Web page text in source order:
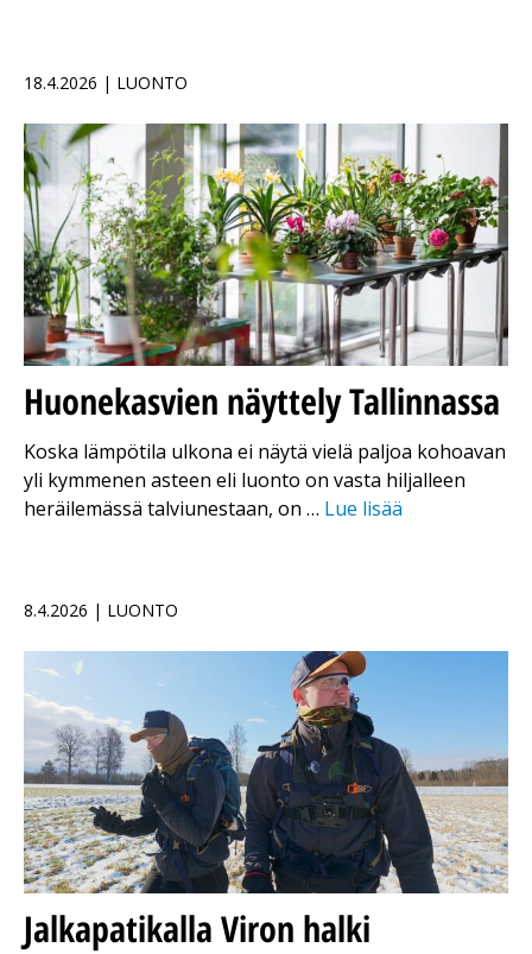
18.4.2026 | LUONTO
Huonekasvien näyttely Tallinnassa
Koska lämpötila ulkona ei näytä vielä paljoa kohoavan
yli kymmenen asteen eli luonto on vasta hiljalleen
heräilemässä talviunestaan, on … Lue lisää
8.4.2026 | LUONTO
Jalkapatikalla Viron halki